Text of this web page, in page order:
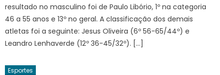
resultado no masculino foi de Paulo Libório, 1º na categoria
46 a 55 anos e 13º no geral. A classificação dos demais
atletas foi a seguinte: Jesus Oliveira (6º 56-65/44º) e
Leandro Lenhaverde (12º 36-45/32º). […]
Esportes